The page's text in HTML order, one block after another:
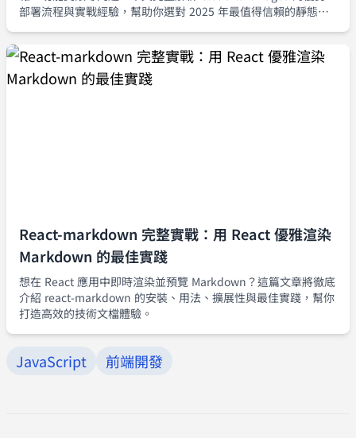
部署流程與實戰經驗，幫助你選對 2025 年最值得信賴的靜態網
React-markdown 完整實戰：用 React 優雅渲染
Markdown 的最佳實踐
想在 React 應用中即時渲染並預覽 Markdown？這篇文章將徹底
介紹 react-markdown 的安裝、用法、擴展性與最佳實踐，幫你
打造高效的技術文檔體驗。
JavaScript 前端開發